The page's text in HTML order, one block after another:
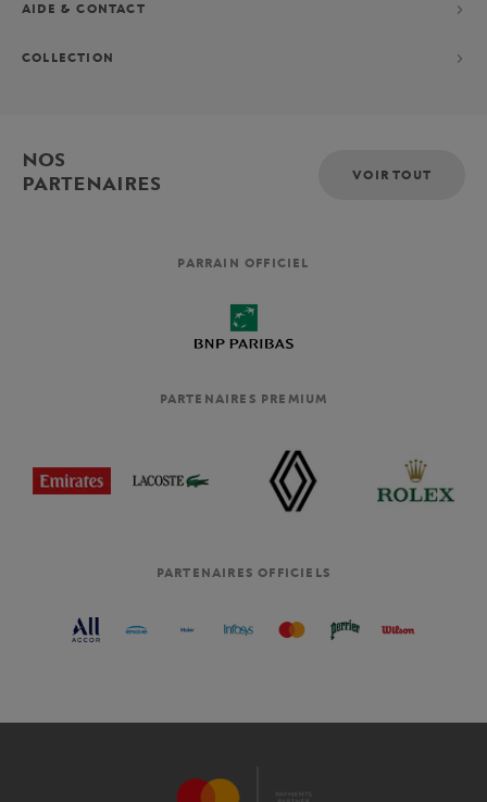
AIDE & CONTACT
COLLECTION
NOS
PARTENAIRES
VOIR TOUT
PARRAIN OFFICIEL
PARTENAIRES PREMIUM
PARTENAIRES OFFICIELS